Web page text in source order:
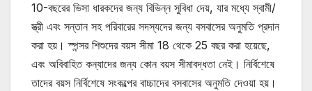
10-বছরের ভিসা ধারকদের জন্য বিভিন্ন সুবিধা দেয়, যার মধ্যে স্বামী/
স্ত্রী এবং সন্তান সহ পরিবারের সদস্যদের জন্য বসবাসের অনুমতি প্রদান
করা হয়। স্পন্সর শিশুদের বয়স সীমা 18 থেকে 25 বছর করা হয়েছে,
এবং অবিবাহিত কন্যাদের জন্য কোন বয়স সীমাবদ্ধতা নেই। নির্বিশেষে
তাদের বয়স নির্বিশেষে সংকল্পের বাচ্চাদের বসবাসের অনুমতি দেওয়া হয়।